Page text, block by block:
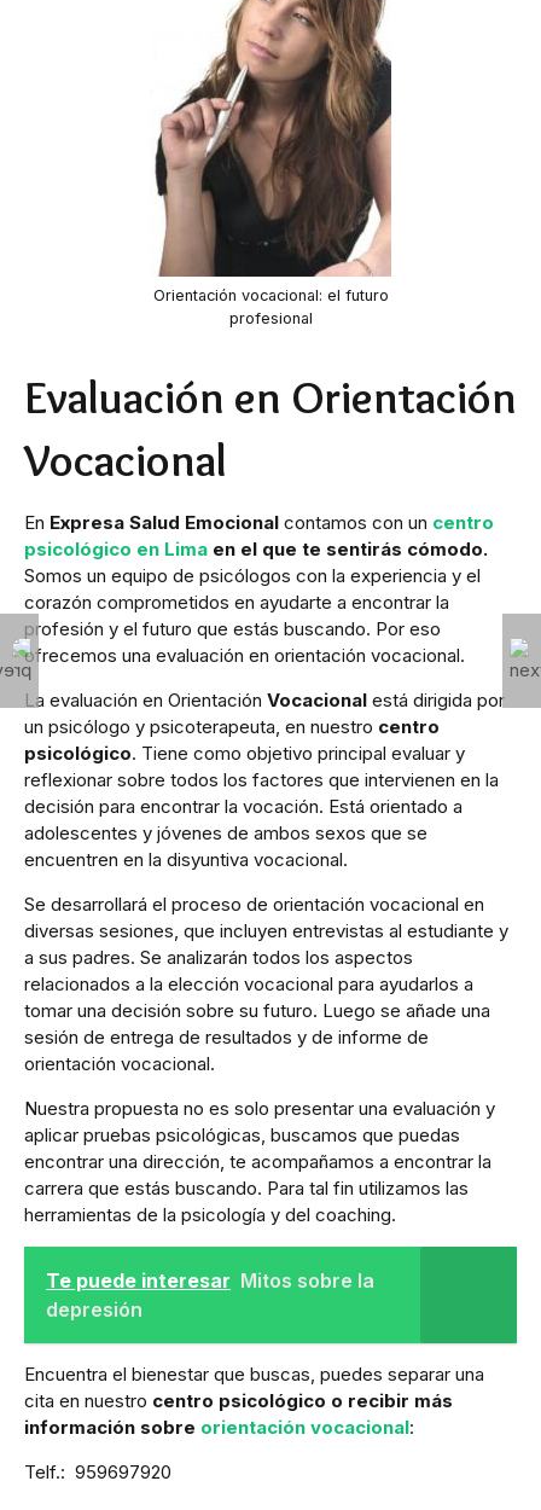
Orientación vocacional: el futuro
profesional
Evaluación en Orientación
Vocacional
En Expresa Salud Emocional contamos con un centro
psicológico en Lima en el que te sentirás cómodo.
Somos un equipo de psicólogos con la experiencia y el
corazón comprometidos en ayudarte a encontrar la
profesión y el futuro que estás buscando. Por eso
ofrecemos una evaluación en orientación vocacional.
La evaluación en Orientación Vocacional está dirigida por
un psicólogo y psicoterapeuta, en nuestro centro
psicológico. Tiene como objetivo principal evaluar y
reflexionar sobre todos los factores que intervienen en la
decisión para encontrar la vocación. Está orientado a
adolescentes y jóvenes de ambos sexos que se
encuentren en la disyuntiva vocacional.
Se desarrollará el proceso de orientación vocacional en
diversas sesiones, que incluyen entrevistas al estudiante y
a sus padres. Se analizarán todos los aspectos
relacionados a la elección vocacional para ayudarlos a
tomar una decisión sobre su futuro. Luego se añade una
sesión de entrega de resultados y de informe de
orientación vocacional.
Nuestra propuesta no es solo presentar una evaluación y
aplicar pruebas psicológicas, buscamos que puedas
encontrar una dirección, te acompañamos a encontrar la
carrera que estás buscando. Para tal fin utilizamos las
herramientas de la psicología y del coaching.
Te puede interesar Mitos sobre la
depresión
Encuentra el bienestar que buscas, puedes separar una
cita en nuestro centro psicológico o recibir más
información sobre orientación vocacional:
Telf.: 959697920